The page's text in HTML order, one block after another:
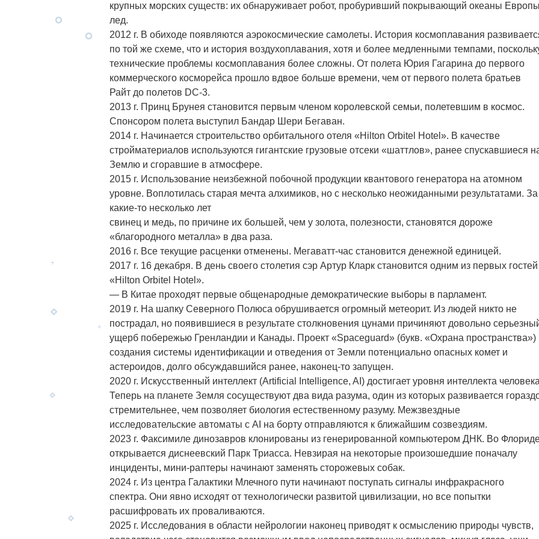
крупных морских существ: их обнаруживает робот, пробуривший покрывающий океаны Европы
лед.
2012 г. В обиходе появляются аэрокосмические самолеты. История космоплавания
по той же схеме, что и история воздухоплавания, хотя и более медленными темпами,
технические проблемы космоплавания более сложны. От полета Юрия Гагарина до первого
коммерческого косморейса прошло вдвое больше времени, чем от первого полета братьев
Райт до полетов DC-3.
2013 г. Принц Брунея становится первым членом королевской семьи, полетевшим в космос.
Спонсором полета выступил Бандар Шери Бегаван.
2014 г. Начинается строительство орбитального отеля «Hilton Orbitel Hotel». В качестве
стройматериалов используются гигантские грузовые отсеки «шаттлов», ранее спускавшиеся
Землю и сгоравшие в атмосфере.
2015 г. Использование неизбежной побочной продукции квантового генератора на атомном
уровне. Воплотилась старая мечта алхимиков, но с несколько неожиданными результатами. За
какие-то несколько лет
свинец и медь, по причине их большей, чем у золота, полезности, становятся дороже
«благородного металла» в два раза.
2016 г. Все текущие расценки отменены. Мегаватт-час становится денежной единицей.
2017 г. 16 декабря. В день своего столетия сэр Артур Кларк становится одним из первых гостей
«Hilton Orbitel Hotel».
— В Китае проходят первые общенародные демократические выборы в парламент.
2019 г. На шапку Северного Полюса обрушивается огромный метеорит. Из людей никто не
пострадал, но появившиеся в результате столкновения цунами причиняют довольно
ущерб побережью Гренландии и Канады. Проект «Spaceguard» (букв. «Охрана пространства»)
создания системы идентификации и отведения от Земли потенциально опасных комет и
астероидов, долго обсуждавшийся ранее, наконец-то запущен.
2020 г. Искусственный интеллект (Artificial Intelligence, AI) достигает уровня интеллекта
Теперь на планете Земля сосуществуют два вида разума, один из которых развивается
стремительнее, чем позволяет биология естественному разуму. Межзвездные
исследовательские автоматы с AI на борту отправляются к ближайшим созвездиям.
2023 г. Факсимиле динозавров клонированы из генерированной компьютером ДНК. Во
открывается диснеевский Парк Триасса. Невзирая на некоторые произошедшие поначалу
инциденты, мини-раптеры начинают заменять сторожевых собак.
2024 г. Из центра Галактики Млечного пути начинают поступать сигналы инфракрасного
спектра. Они явно исходят от технологически развитой цивилизации, но все попытки
расшифровать их проваливаются.
2025 г. Исследования в области нейрологии наконец приводят к осмыслению природы чувств,